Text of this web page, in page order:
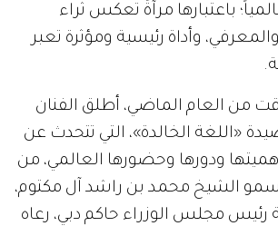
باعتبارها مرآةً تعكس ثراء
وأداة رئيسية ومؤثرة تعبر
من العام الماضي، أطلق الفنان
«اللغة الخالدة»، التي تتحدث عن
ودورها وحضورها العالمي، من
الشيخ محمد بن راشد آل مكتوم،
رئيس مجلس الوزراء حاكم دبي، رعاه